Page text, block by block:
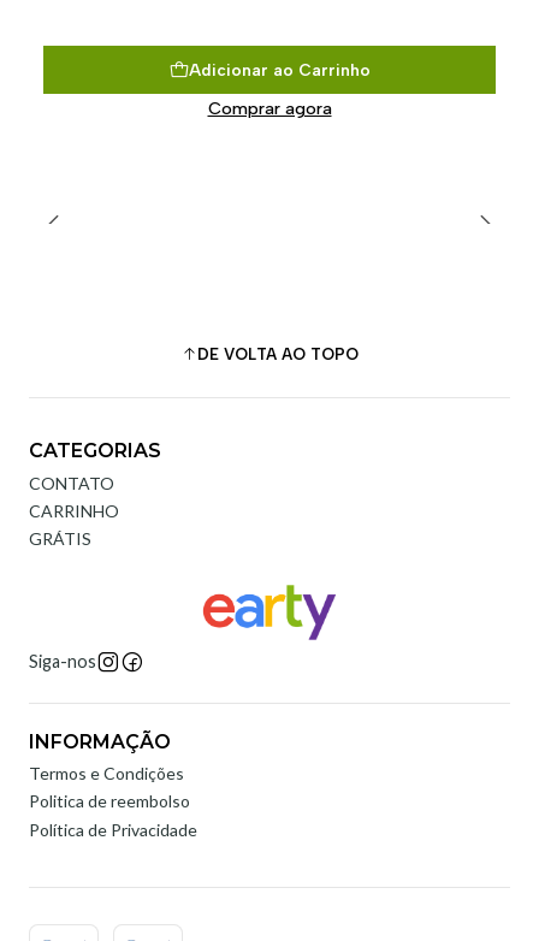
Adicionar ao Carrinho
Comprar agora
DE VOLTA AO TOPO
CATEGORIAS
CONTATO
CARRINHO
GRÁTIS
Siga-nos
INFORMAÇÃO
Termos e Condições
Politica de reembolso
Política de Privacidade